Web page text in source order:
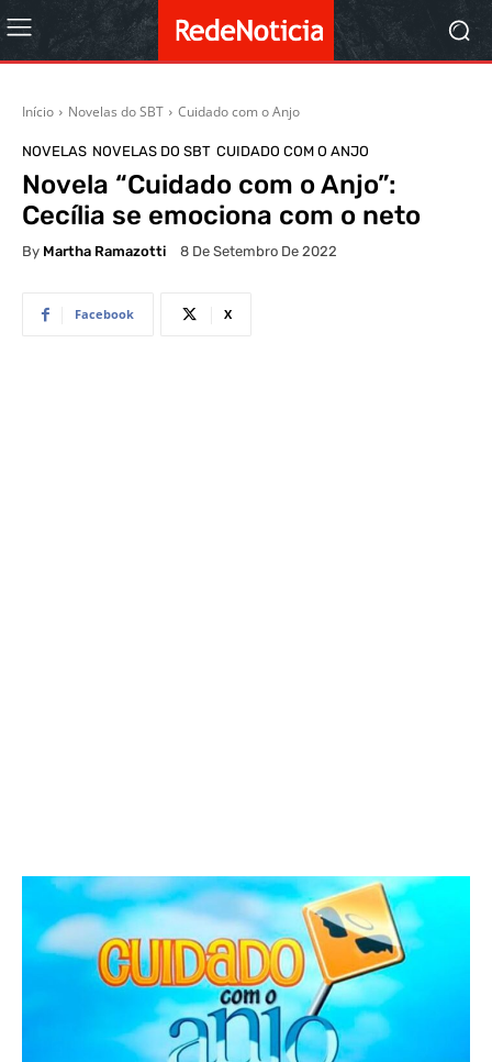
Início Novelas do SBT Cuidado com o Anjo
NOVELAS NOVELAS DO SBT CUIDADO COM O ANJO
Novela “Cuidado com o Anjo”:
Cecília se emociona com o neto
By Martha Ramazotti 8 De Setembro De 2022
Facebook X